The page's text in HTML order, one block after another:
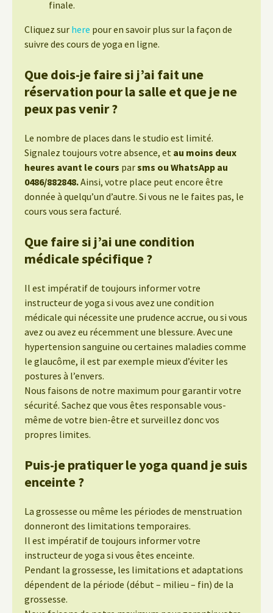
finale.
Cliquez sur here pour en savoir plus sur la façon de
suivre des cours de yoga en ligne.
Que dois-je faire si j’ai fait une
réservation pour la salle et que je ne
peux pas venir ?
Le nombre de places dans le studio est limité.
Signalez toujours votre absence, et au moins deux
heures avant le cours parsms ou WhatsApp au
0486/882848.Ainsi, votre place peut encore être
donnée à quelqu’un d’autre. Si vous ne le faites pas, le
cours vous sera facturé.
Que faire si j’ai une condition
médicale spécifique ?
Il est impératif de toujours informer votre
instructeur de yoga si vous avez une condition
médicale qui nécessite une prudence accrue, ou si vous
avez ou avez eu récemment une blessure. Avec une
hypertension sanguine ou certaines maladies comme
le glaucôme, il est par exemple mieux d’éviter les
postures à l’envers.
Nous faisons de notre maximum pour garantir votre
sécurité. Sachez que vous êtes responsable vous-
même de votre bien-être et surveillez donc vos
propres limites.
Puis-je pratiquer le yoga quand je suis
enceinte ?
La grossesse ou même les périodes de menstruation
donneront des limitations temporaires.
Il est impératif de toujours informer votre
instructeur de yoga si vous êtes enceinte.
Pendant la grossesse, les limitations et adaptations
dépendent de la période (début – milieu – fin) de la
grossesse.